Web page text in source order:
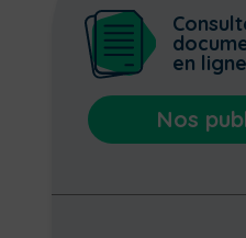
en ligne
Nos